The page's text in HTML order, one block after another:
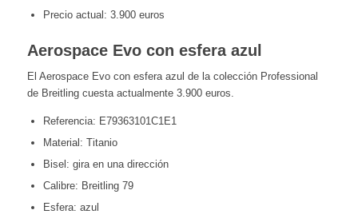
Precio actual: 3.900 euros
Aerospace Evo con esfera azul
El Aerospace Evo con esfera azul de la colección Professional
de Breitling cuesta actualmente 3.900 euros.
Referencia: E79363101C1E1
Material: Titanio
Bisel: gira en una dirección
Calibre: Breitling 79
Esfera: azul